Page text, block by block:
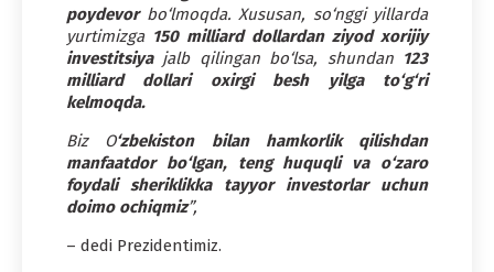
poydevorbo‘lmoqda. Xususan, so‘nggi yillarda
yurtimizga 150 milliard dollardan ziyod xorijiy
investitsiya jalb qilingan bo‘lsa, shundan 123
milliard dollari oxirgi besh yilga to‘g‘ri
kelmoqda.
Biz O‘zbekiston bilan hamkorlik qilishdan
manfaatdor bo‘lgan, teng huquqli va o‘zaro
foydali sheriklikka tayyor investorlar uchun
doimo ochiqmiz”,
– dedi Prezidentimiz.